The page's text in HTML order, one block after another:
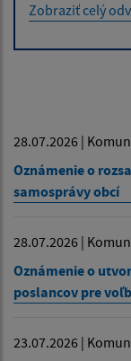
Zobraziť celý
28.07.2026 |
Oznámenie o
samosprávy obcí
28.07.2026 |
Oznámenie o
poslancov pre
23.07.2026 |